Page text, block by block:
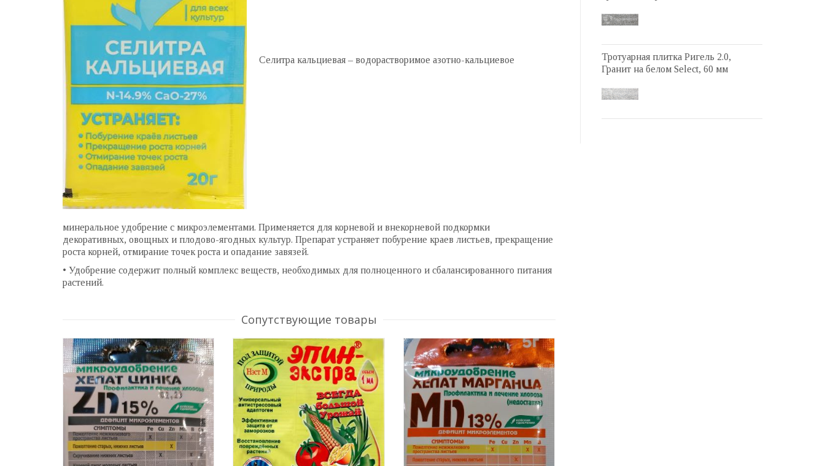
Селитра кальциевая – водорастворимое азотно-кальциевое
минеральное удобрение с микроэлементами. Применяется для корневой и внекорневой подкормки
декоративных, овощных и плодово-ягодных культур. Препарат устраняет побурение краев листьев, прекращение
роста корней, отмирание точек роста и опадание завязей.
• Удобрение содержит полный комплекс веществ, необходимых для полноценного и сбалансированного питания
растений.
Сопутствующие товары
Тротуарная плитка Ригель 2.0,
Гранит на белом Select, 60 мм